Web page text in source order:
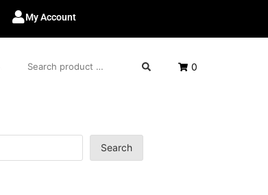
My Account
0
Search